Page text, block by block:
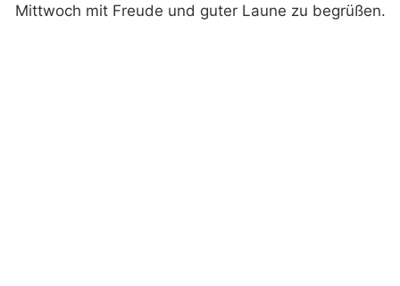
Mittwoch mit Freude und guter Laune zu begrüßen.